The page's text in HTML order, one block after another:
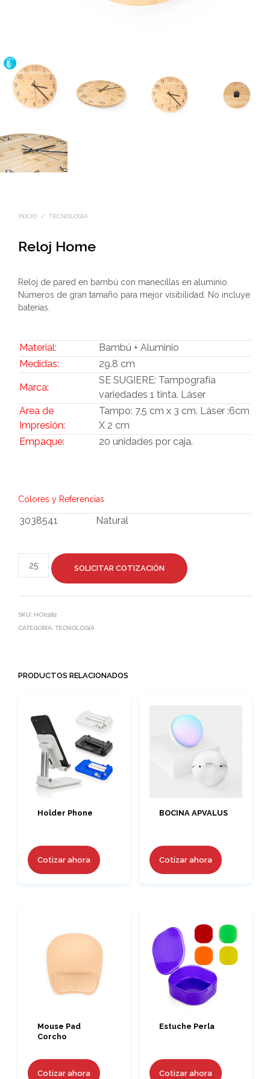
INICIO / TECNOLOGÍA
Reloj Home
Reloj de pared en bambú con manecillas en aluminio.
Números de gran tamaño para mejor visibilidad. No incluye
baterías.
Material:
Bambú + Aluminio
Medidas:
29.8 cm
Marca:
SE SUGIERE: Tampografía
variedades 1 tinta. Láser
Area de
Impresión:
Tampo: 7,5 cm x 3 cm. Láser :6cm
X 2 cm
Empaque:
20 unidades por caja.
Colores y Referencias
3038541 Natural
SOLICITAR COTIZACIÓN
SKU: HO0382
CATEGORÍA: TECNOLOGÍA
PRODUCTOS RELACIONADOS
Holder Phone
Cotizar ahora
BOCINA APVALUS
Cotizar ahora
Mouse Pad
Corcho
Cotizar ahora
Estuche Perla
Cotizar ahora